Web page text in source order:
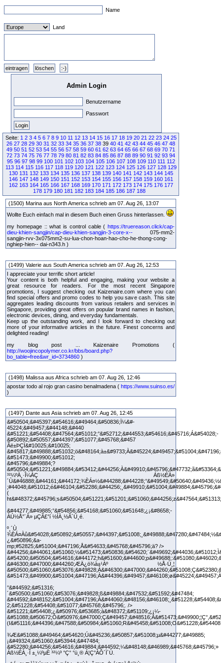
Name
Land
Admin Login
Benutzername
Passwort
Seite: 1 2 3 4 5 6 7 8 9 10 11 12 13 14 15 16 17 18 19 20 21 22 23 24 25
26 27 28 29 30 31 32 33 34 35 36 37 38 39 40 41 42 43 44 45 46 47 48
49 50 51 52 53 54 55 56 57 58 59 60 61 62 63 64 65 66 67 68 69 70 71
72 73 74 75 76 77 78 79 80 81 82 83 84 85 86 87 88 89 90 91 92 93 94
95 96 97 98 99 100 101 102 103 104 105 106 107 108 109 110 111 112
113 114 115 116 117 118 119 120 121 122 123 124 125 126 127 128 129
130 131 132 133 134 135 136 137 138 139 140 141 142 143 144 145
146 147 148 149 150 151 152 153 154 155 156 157 158 159 160 161
162 163 164 165 166 167 168 169 170 171 172 173 174 175 176 177
178 179 180 181 182 183 184 185 186 187 188
(1500) Marina aus North America schrieb am 07. Aug 26, 13:07
Wollte Euch einfach mal in diesem Buch einen Gruss hinterlassen.
my homepage :: what is control cable ( https://truereason.click/cap-
dieu-khien-sangjin/cap-dieu-khien-sangjin-3-core-x-- 075-mm2-
sangjin-rvv-3x075mm2-su-lua-chon-hoan-hao-cho-he-thong-cong-
nghiep-hien-- dai-n343.h )
(1499) Valerie aus South America schrieb am 07. Aug 26, 12:53
I appreciate your terrific short article!
Your content is both helpful and engaging, making your website a
great resource for readers. For the most recent Singapore
promotions, I suggest checking out Kaizenaire.com where you can
find special offers and promo codes to help you save cash. This site
aggregates leading discounts from various retailers and services in
Singapore, providing great offers on popular brand names in fashion,
electronic devices, dining, and everyday fundamentals.
Keep up the outstanding work, and I look forward to checking out
more of your informative articles in the future. Finest concerns and
delighted reading!
my blog post ... Kaizenaire Promotions (
http://woojincopolymer.co.kr/bbs/board.php?
bo_table=free&wr_id=3734860 )
(1498) Malissa aus Africa schrieb am 07. Aug 26, 12:46
apostar todo al rojo gran casino benalmadena ( https://www.suinso.es/
)
(1497) Dante aus Asia schrieb am 07. Aug 26, 12:45
&#50504;&#45397;&#54616;&#49464;&#50836;Ï¼&#-
45224;&#49457;&#44148;&#440
&#51221;&#54408;&#47564;&#51012;°&#52712;&#44553;&#54616;&#45716;Á&#54028;-
&#50892;&#50557;&#44397;&#51077;&#45768;&#457
Ãë±ÞÇÏ&#10025;&#10025;
&#51473;&#49900;&#51012;
&#45796;&#49884;?
³²¼ºÀ¸·Î¼­ÀÇ Áß½ÉÀ»
(
&#44277;&#49885;°&#54856;&#54168;&#51060;&#51648;¿¡&#8658;­
ÀÚ½Å°¨À» µÇÃ£°í ½ÍÀ¸½Ã´Ù¸é.
º¸´Ù
¿&#50896;&a-
mp;#52825;&#51004;&#47196;Å&#54633;&#45768;&#45796;ä? />
&#46300;&#47000;&#44260;ÆÄ¿ö¾à±¹Àº ½Å·Ú¸¦
°&#44592;&#51316;
´&#50500;&#51060;&#53076;&#49828;ß&#49884;&#47532;&#51592;&#47484;
2;&#51228;&#54408;&#51077;&#45768;&#45796;. />
&#51221;&#54408;¿&#50976;&#53685;à&#48372;&#51109;¿¡¼­
¾Æ&#51088;&#49464;&#54620;Ú&#45236;&#50857;&#51008;µ&#44277;&#49885;
¡&#49324;&#51060;&#53944;&#47484;
&#52280;&#44256;&#54616;&#49884;&#44592;¼&#48148;&#46989;&#45768;&#45796;»
Áß½ÉÀ¸·Î ±¸¼ºµÈ ³²¼º °Ç°­ °ü¸® Á¦Ç°ÀÔ´Ï´Ù.